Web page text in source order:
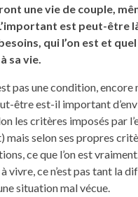
une vie de couple,
est peut-être
qui l’on est et
sa vie.
pas une condition, encore
être est-il important
les critères imposés par
mais selon ses propres
ce que l’on est
vivre, ce n’est pas tant la
situation mal vécue.